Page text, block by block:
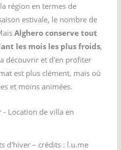
région en termes de
estivale, le nombre de
Alghero conserve tout
les mois les plus froids,
découvrir et d'en profiter
est plus clément, mais où
et moins animées.
d'hiver – crédits : l.u.me